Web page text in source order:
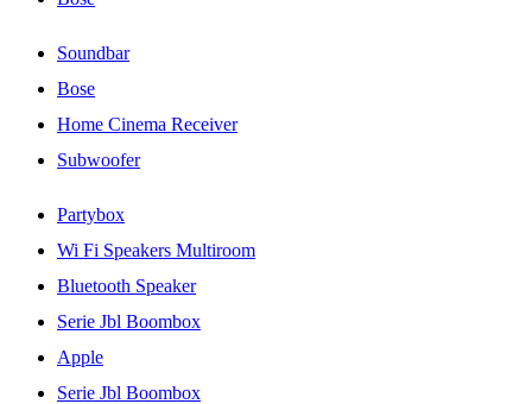
Soundbar
Bose
Home Cinema Receiver
Subwoofer
Partybox
Wi Fi Speakers Multiroom
Bluetooth Speaker
Serie Jbl Boombox
Apple
Serie Jbl Boombox